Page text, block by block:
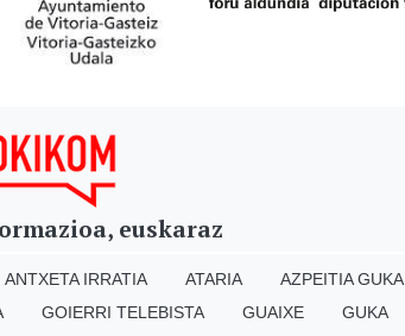
euskaraz
ANTXETA IRRATIA ATARIA AZPEITIA GUKA
GOIERRI TELEBISTA GUAIXE GUKA